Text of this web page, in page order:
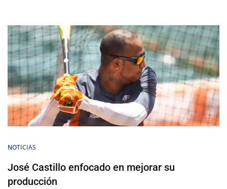
NOTICIAS
José Castillo enfocado en mejorar su
producción